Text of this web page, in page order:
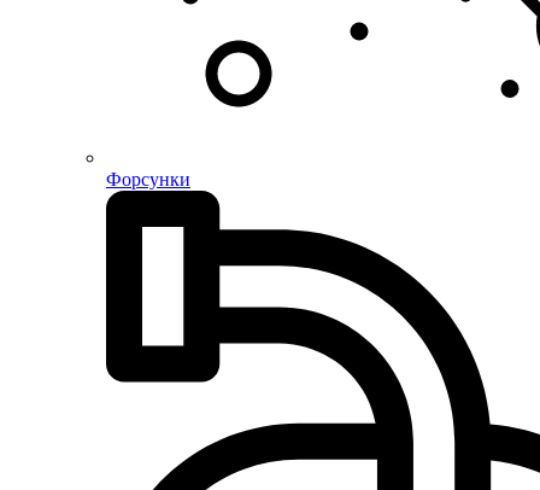
Форсунки